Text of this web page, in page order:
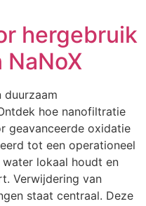
hergebruik
duurzaam
hoe nanofiltratie
geavanceerde oxidatie
tot een operationeel
lokaal houdt en
Verwijdering van
staat centraal. Deze